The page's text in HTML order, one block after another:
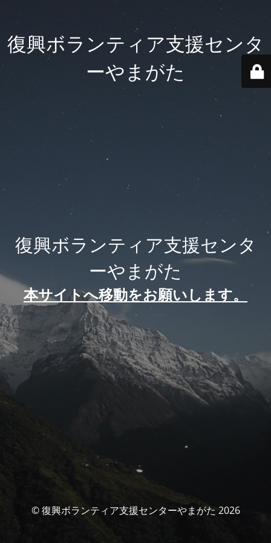
復興ボランティア支援センタ
ーやまがた
復興ボランティア支援センタ
ーやまがた
本サイトへ移動をお願いします。
© 復興ボランティア支援センターやまがた 2026